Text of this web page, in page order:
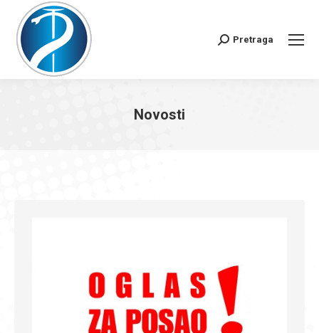
Search:
Pretraga
Novosti